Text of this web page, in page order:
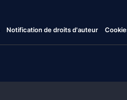
Notification de droits d'auteur